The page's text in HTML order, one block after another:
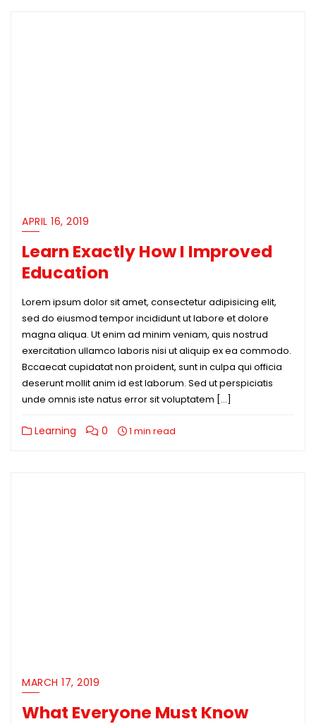
APRIL 16, 2019
Learn Exactly How I Improved
Education
Lorem ipsum dolor sit amet, consectetur adipisicing elit,
sed do eiusmod tempor incididunt ut labore et dolore
magna aliqua. Ut enim ad minim veniam, quis nostrud
exercitation ullamco laboris nisi ut aliquip ex ea commodo.
Bccaecat cupidatat non proident, sunt in culpa qui officia
deserunt mollit anim id est laborum. Sed ut perspiciatis
unde omnis iste natus error sit voluptatem […]
Learning 0 1 min read
MARCH 17, 2019
What Everyone Must Know